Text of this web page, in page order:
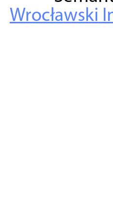
Wrocławski